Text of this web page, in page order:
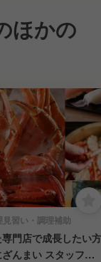
ほかの
見習い・調理補助
門店で成長したい方
んまい スタッフ募